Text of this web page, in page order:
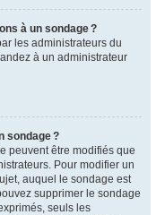
à un sondage ?
les administrateurs du
à un administrateur
sondage ?
peuvent être modifiés que
Pour modifier un
auquel le sondage est
supprimer le sondage
seuls les